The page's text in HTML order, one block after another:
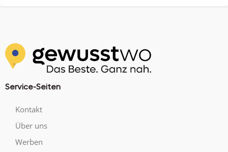
Service-Seiten
Kontakt
Über uns
Werben